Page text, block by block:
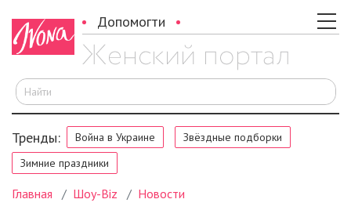
Допомогти
Тренды: Война в Украине
Звёздные подборки
Зимние праздники
Главная Шоу-Biz Новости